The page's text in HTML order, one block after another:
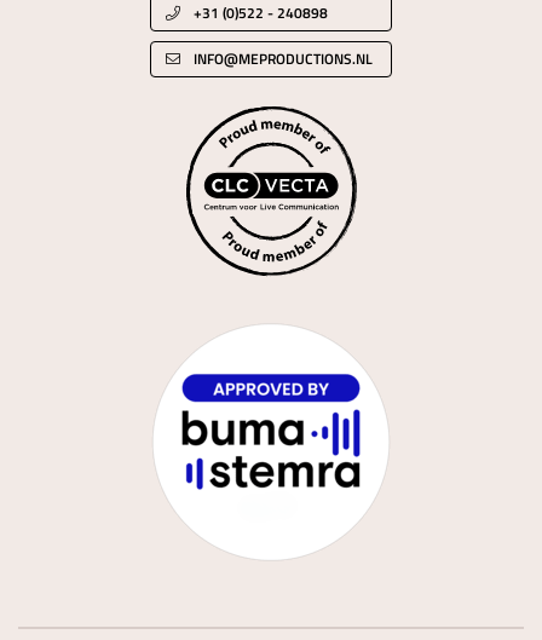
+31 (0)522 - 240898
INFO@MEPRODUCTIONS.NL